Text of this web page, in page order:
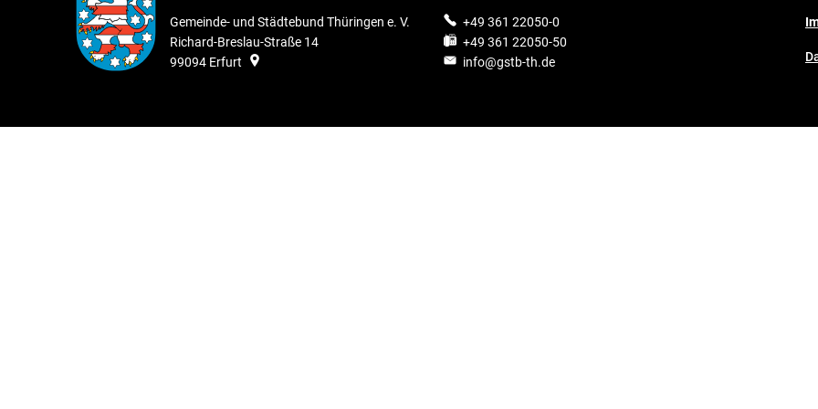
Gemeinde- und Städtebund Thüringen e. V.
Richard-Breslau-Straße 14
99094 Erfurt
+49 361 22050-0
+49 361 22050-50
info@gstb-th.de